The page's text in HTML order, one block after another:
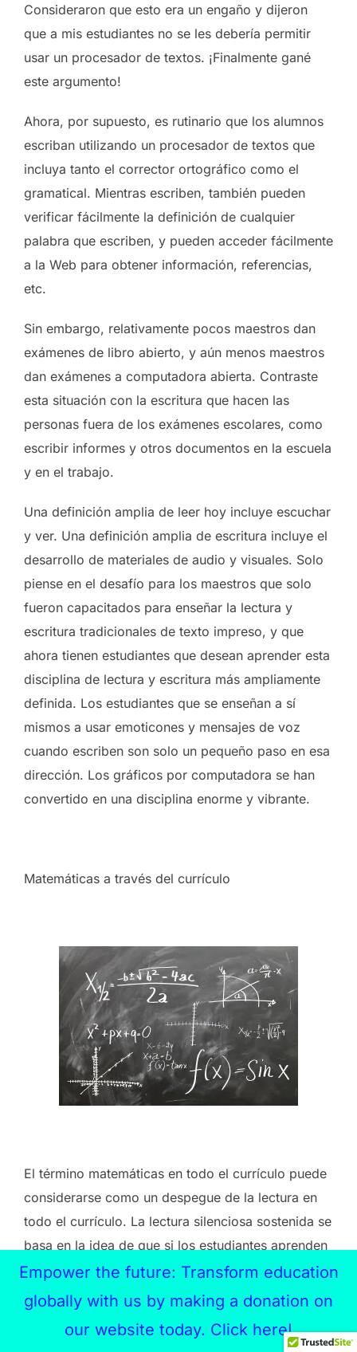
Empower the future: Transform education
globally with us by making a donation on
our website today. Click here!
Consideraron que esto era un engaño y dijeron
que a mis estudiantes no se les debería permitir
usar un procesador de textos. ¡Finalmente gané
este argumento!
Ahora, por supuesto, es rutinario que los alumnos
escriban utilizando un procesador de textos que
incluya tanto el corrector ortográfico como el
gramatical. Mientras escriben, también pueden
verificar fácilmente la definición de cualquier
palabra que escriben, y pueden acceder fácilmente
a la Web para obtener información, referencias,
etc.
Sin embargo, relativamente pocos maestros dan
exámenes de libro abierto, y aún menos maestros
dan exámenes a computadora abierta. Contraste
esta situación con la escritura que hacen las
personas fuera de los exámenes escolares, como
escribir informes y otros documentos en la escuela
y en el trabajo.
Una definición amplia de leer hoy incluye escuchar
y ver. Una definición amplia de escritura incluye el
desarrollo de materiales de audio y visuales. Solo
piense en el desafío para los maestros que solo
fueron capacitados para enseñar la lectura y
escritura tradicionales de texto impreso, y que
ahora tienen estudiantes que desean aprender esta
disciplina de lectura y escritura más ampliamente
definida. Los estudiantes que se enseñan a sí
mismos a usar emoticones y mensajes de voz
cuando escriben son solo un pequeño paso en esa
dirección. Los gráficos por computadora se han
convertido en una disciplina enorme y vibrante.
Matemáticas a través del currículo
El término matemáticas en todo el currículo puede
considerarse como un despegue de la lectura en
todo el currículo. La lectura silenciosa sostenida se
basa en la idea de que si los estudiantes aprenden
a leer por placer, este aprendizaje se transferirá a
un uso más eficaz de la lectura en todo el plan de
implementen Matemáticas silenciosas sostenidas